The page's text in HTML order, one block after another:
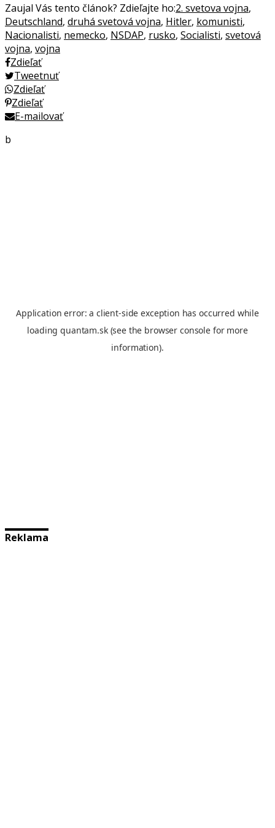
Zaujal Vás tento článok? Zdieľajte ho:2. svetova vojna,
Deutschland, druhá svetová vojna, Hitler, komunisti,
Nacionalisti, nemecko, NSDAP, rusko, Socialisti, svetová
vojna, vojna
Zdieľať
Tweetnuť
Zdieľať
Zdieľať
E-mailovať
b
Reklama